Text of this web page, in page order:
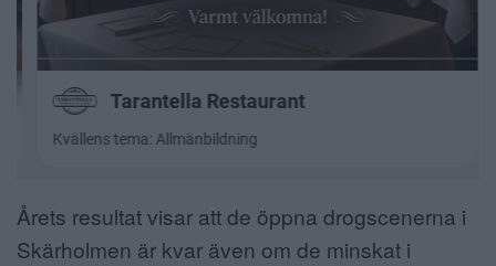
Årets resultat visar att de öppna drogscenerna i
Skärholmen är kvar även om de minskat i